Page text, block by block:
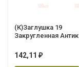
(К)Заглушка 19
Закругленная Антик
142,11 ₽